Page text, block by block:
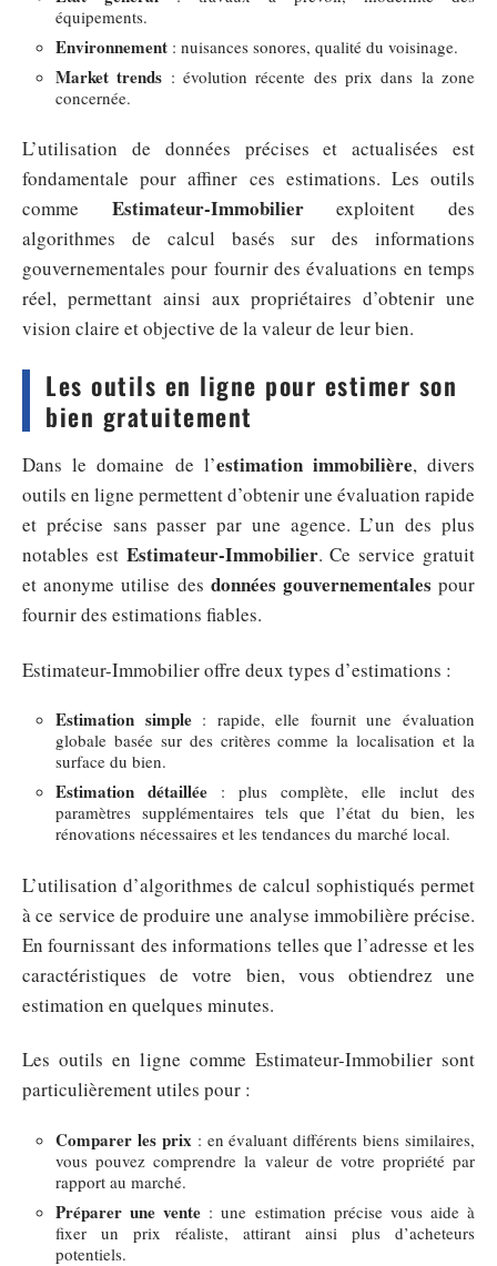
équipements.
Environnement : nuisances sonores, qualité du voisinage.
Market trends : évolution récente des prix dans la zone
concernée.
L’utilisation de données précises et actualisées est
fondamentale pour affiner ces estimations. Les outils
comme Estimateur-Immobilierexploitent des
algorithmes de calcul basés sur des informations
gouvernementales pour fournir des évaluations en temps
réel, permettant ainsi aux propriétaires d’obtenir une
vision claire et objective de la valeur de leur bien.
Les outils en ligne pour estimer son
bien gratuitement
Dans le domaine de l’estimation immobilière, divers
outils en ligne permettent d’obtenir une évaluation rapide
et précise sans passer par une agence. L’un des plus
notables est Estimateur-Immobilier. Ce service gratuit
et anonyme utilise des données gouvernementales pour
fournir des estimations fiables.
Estimateur-Immobilier offre deux types d’estimations :
Estimation simple: rapide, elle fournit une évaluation
globale basée sur des critères comme la localisation et la
surface du bien.
Estimation détaillée : plus complète, elle inclut des
paramètres supplémentaires tels que l’état du bien, les
rénovations nécessaires et les tendances du marché local.
L’utilisation d’algorithmes de calcul sophistiqués permet
à ce service de produire une analyse immobilière précise.
En fournissant des informations telles que l’adresse et les
caractéristiques de votre bien, vous obtiendrez une
estimation en quelques minutes.
Les outils en ligne comme Estimateur-Immobilier sont
particulièrement utiles pour :
Comparer les prix : en évaluant différents biens similaires,
vous pouvez comprendre la valeur de votre propriété par
rapport au marché.
Préparer une vente : une estimation précise vous aide à
fixer un prix réaliste, attirant ainsi plus d’acheteurs
potentiels.